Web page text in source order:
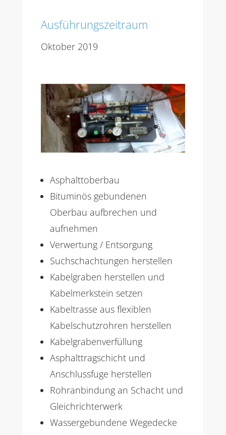
Ausführungszeitraum
Oktober 2019
Asphalttoberbau
Bituminös gebundenen
Oberbau aufbrechen und
aufnehmen
Verwertung / Entsorgung
Suchschachtungen herstellen
Kabelgraben herstellen und
Kabelmerkstein setzen
Kabeltrasse aus flexiblen
Kabelschutzrohren herstellen
Kabelgrabenverfüllung
Asphalttragschicht und
Anschlussfuge herstellen
Rohranbindung an Schacht und
Gleichrichterwerk
Wassergebundene Wegedecke